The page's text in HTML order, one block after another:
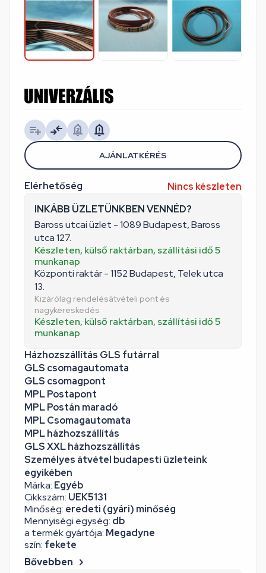
Márka: Egyéb
Cikkszám: UEK5131
Minőség: eredeti (gyári) minőség
Mennyiségi egység: db
Elérhetőség
Nincs készleten
INKÁBB ÜZLETÜNKBEN VENNÉD?
Baross utcai üzlet - 1089 Budapest, Baross
utca 127.
Készleten, külső raktárban, szállítási idő 5
munkanap
Központi raktár - 1152 Budapest, Telek utca
13.
Kizárólag rendelésátvételi pont és
nagykereskedés
Készleten, külső raktárban, szállítási idő 5
munkanap
Házhozszállítás GLS futárral
GLS csomagautomata
GLS csomagpont
MPL Postapont
MPL Postán maradó
MPL Csomagautomata
MPL házhozszállítás
GLS XXL házhozszállítás
Személyes átvétel budapesti üzleteink
egyikében
a termék gyártója: Megadyne
szín: fekete
Bővebben
AJÁNLATKÉRÉS